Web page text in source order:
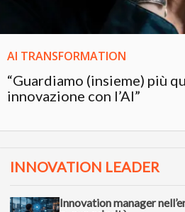
AI TRANSFORMATION
“Guardiamo (insieme) più
innovazione con l’AI”
INNOVATION LEADER
Innovation manager